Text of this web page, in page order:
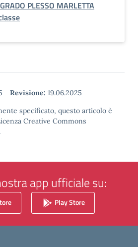
PLESSO MARLETTA
- Revisione: 19.06.2025
specificato, questo articolo è
Creative Commons
app ufficiale su:
Play Store